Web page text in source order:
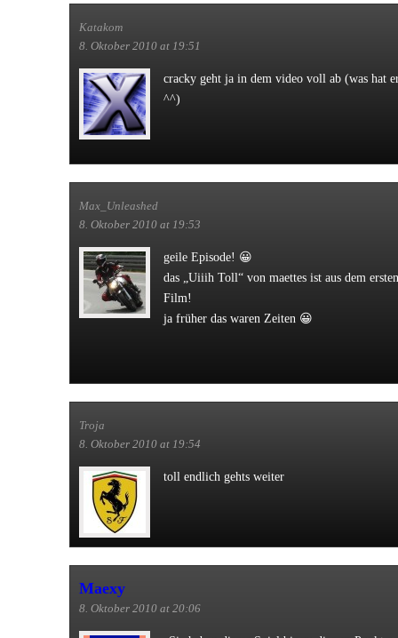
Katakom
8. Oktober 2010 at 19:51
cracky geht ja in dem video voll ab (was hat
^^)
Max_Unleashed
8. Oktober 2010 at 19:53
geile Episode! 😀
das „Uiiih Toll“ von maettes ist aus dem
Film!
ja früher das waren Zeiten 😀
Troja
8. Oktober 2010 at 19:54
toll endlich gehts weiter
Maexy
8. Oktober 2010 at 20:06